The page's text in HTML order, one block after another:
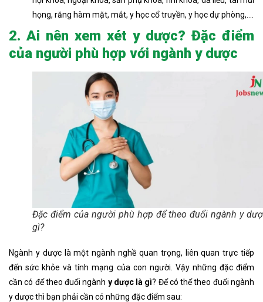
họng, răng hàm mặt, mắt, y học cổ truyền, y học dự phòng,….
2. Ai nên xem xét y dược? Đặc điểm
của người phù hợp với ngành y dược
Đặc điểm của người phù hợp để theo đuổi ngành y
gì?
Ngành y dược là một ngành nghề quan trọng, liên quan trực tiếp
đến sức khỏe và tính mạng của con người. Vậy những đặc điểm
cần có để theo đuổi ngành y dược là gì? Để có thể theo đuổi ngành
y dược thì bạn phải cần có những đặc điểm sau: